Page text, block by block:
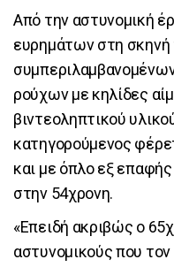
Από την αστυνομική
ευρημάτων στη σκηνή
ρούχων με κηλίδες
βιντεοληπτικού
κατηγορούμενος
και με όπλο εξ
στην 54χρονη.
«Επειδή ακριβώς ο
αστυνομικούς που